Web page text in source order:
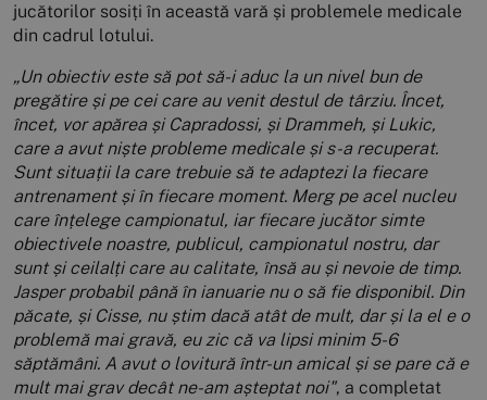
jucătorilor sosiți în această vară și problemele medicale
din cadrul lotului.
„Un obiectiv este să pot să-i aduc la un nivel bun de
pregătire și pe cei care au venit destul de târziu. Încet,
încet, vor apărea și Capradossi, și Drammeh, și Lukic,
care a avut niște probleme medicale și s-a recuperat.
Sunt situații la care trebuie să te adaptezi la fiecare
antrenament și în fiecare moment. Merg pe acel nucleu
care înțelege campionatul, iar fiecare jucător simte
obiectivele noastre, publicul, campionatul nostru, dar
sunt și ceilalți care au calitate, însă au și nevoie de timp.
Jasper probabil până în ianuarie nu o să fie disponibil. Din
păcate, și Cisse, nu știm dacă atât de mult, dar și la el e o
problemă mai gravă, eu zic că va lipsi minim 5-6
săptămâni. A avut o lovitură într-un amical și se pare că e
mult mai grav decât ne-am așteptat noi", a completat